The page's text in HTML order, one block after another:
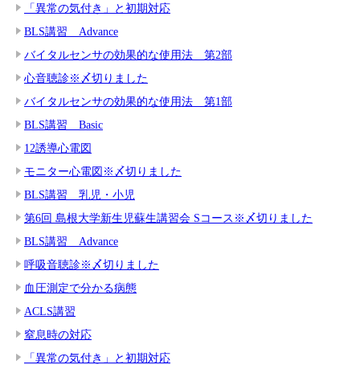
「異常の気付き」と初期対応
BLS講習 Advance
バイタルセンサの効果的な使用法 第2部
心音聴診※〆切りました
バイタルセンサの効果的な使用法 第1部
BLS講習 Basic
12誘導心電図
モニター心電図※〆切りました
BLS講習 乳児・小児
第6回 島根大学新生児蘇生講習会 Sコース※〆切りました
BLS講習 Advance
呼吸音聴診※〆切りました
血圧測定で分かる病態
ACLS講習
窒息時の対応
「異常の気付き」と初期対応